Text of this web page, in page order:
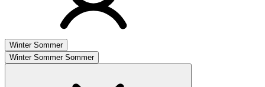
Winter Sommer
Winter Sommer Sommer